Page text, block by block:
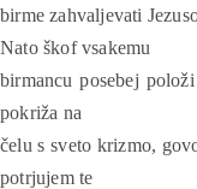
birme zahvaljevati
Nato škof vsakemu
birmancu posebej
pokriža na
čelu s sveto krizmo,
potrjujem te